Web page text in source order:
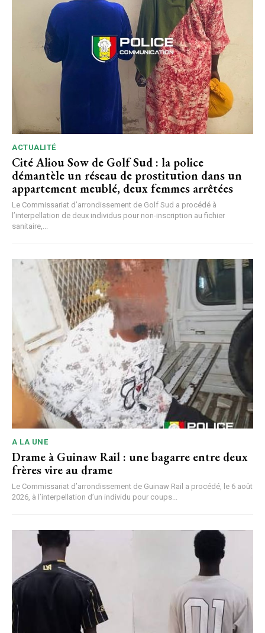
ACTUALITÉ
Cité Aliou Sow de Golf Sud : la police
démantèle un réseau de prostitution dans un
appartement meublé, deux femmes arrêtées
Le Commissariat d’arrondissement de Golf Sud a procédé à
l’interpellation de deux individus pour non-inscription au fichier
sanitaire,...
A LA UNE
Drame à Guinaw Rail : une bagarre entre deux
frères vire au drame
Le Commissariat d’arrondissement de Guinaw Rail a procédé, le 6 août
2026, à l’interpellation d’un individu pour coups...